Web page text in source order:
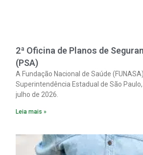
2ª Oficina de Planos de
(PSA)
A Fundação Nacional de Saúde
Superintendência Estadual de São
julho de 2026.
Leia mais »